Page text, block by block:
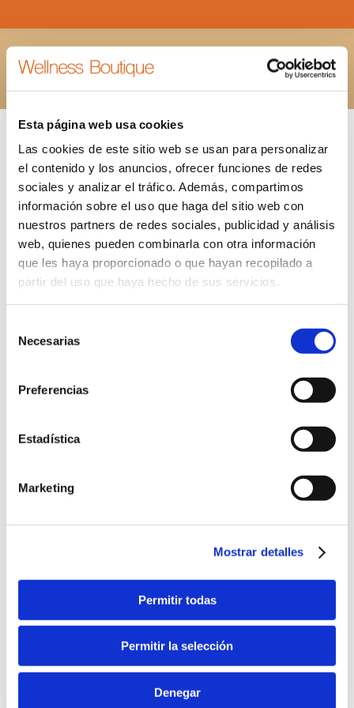
Esta página web usa cookies
Las cookies de este sitio web se usan para personalizar
el contenido y los anuncios, ofrecer funciones de redes
sociales y analizar el tráfico. Además, compartimos
información sobre el uso que haga del sitio web con
nuestros partners de redes sociales, publicidad y análisis
web, quienes pueden combinarla con otra información
que les haya proporcionado o que hayan recopilado a
partir del uso que haya hecho de sus servicios.
Necesarias
Preferencias
Estadística
Marketing
Mostrar detalles
Permitir todas
Permitir la selección
Denegar
TARJETA-REGALO-MASAJE-1H30
Estás aquí:TARJETA-REGALO-MASAJE-1H30